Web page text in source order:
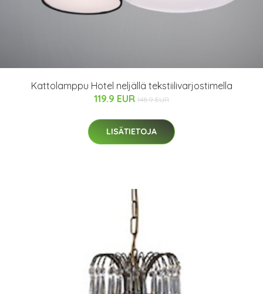
Kattolamppu Hotel neljällä tekstiilivarjostimella
119.9 EUR 148.9 EUR
LISÄTIETOJA